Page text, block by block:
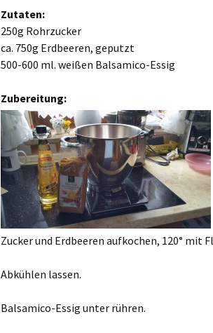
Zutaten:
250g Rohrzucker
ca. 750g Erdbeeren, geputzt
500-600 ml. weißen Balsamico-Essig
Zubereitung:
Zucker und Erdbeeren aufkochen, 120° mit
Abkühlen lassen.
Balsamico-Essig unter rühren.